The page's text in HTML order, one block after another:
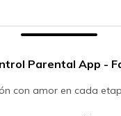
Parental App -
con amor en cada